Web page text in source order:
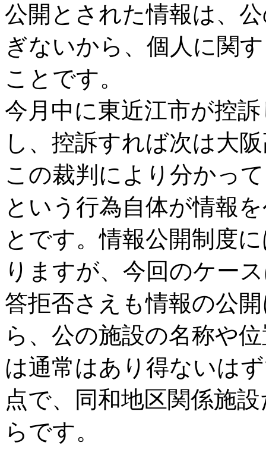
公開とされた情報は、
ぎないから、個人に関
ことです。
今月中に東近江市が控
し、控訴すれば次は大
この裁判により分かっ
という行為自体が情報
とです。情報公開制度
りますが、今回のケー
答拒否さえも情報の公
ら、公の施設の名称や
は通常はあり得ないは
点で、同和地区関係施
らです。